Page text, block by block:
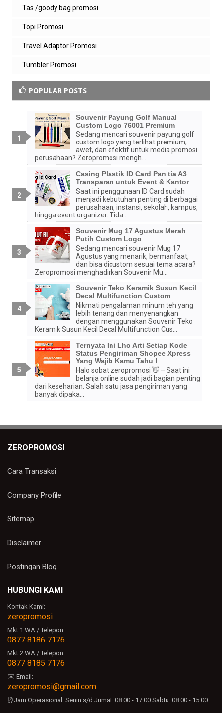
Tas /goody bag promosi
Topi Promosi
Travel Adaptor Promosi
Tumbler Promosi
POPULAR POSTS
Souvenir Payung Golf Manual
Custom Logo 76001 Premium
Sedang mencari souvenir payung golf
custom logo yang terlihat premium,
awet, dan efektif untuk media promosi
perusahaan? Zeropromosi mengh...
Casing Plastik ID Card Panitia A3
Transparan untuk Event & Kantor
Saat ini penggunaan ID Card sudah
menjadi kebutuhan penting di berbagai
perusahaan, instansi, sekolah, kampus,
hingga event organizer. Tida...
Souvenir Mug 17 Agustus Merah
Putih Custom Logo
Sedang mencari souvenir Mug 17
Agustus yang menarik, bermanfaat,
dan bisa dicustom sesuai tema acara?
Zeropromosi menghadirkan Souvenir Mu...
Souvenir Teko Keramik Susun Kecil
Decal Multifunction Custom
Nikmati pengalaman minum teh yang
lebih tenang dan menyenangkan
dengan menggunakan Souvenir Teko
Keramik Susun Kecil Decal Multifunction Cus...
Ternyata Ini Lho Arti Setiap Kode
Status Pengiriman Shopee Xpress
Yang Wajib Kamu Tahu !
Halo sobat zeropromosi 👋 – Saat ini
belanja online sudah jadi bagian penting
dari keseharian. Salah satu jasa pengiriman yang
banyak dipaka...
ZEROPROMOSI
Cara Transaksi
Company Profile
Sitemap
Disclaimer
Postingan Blog
HUBUNGI KAMI
Kontak Kami:
zeropromosi
Mkt 1 WA / Telepon:
0877 8186 7176
Mkt 2 WA / Telepon:
0877 8185 7176
✉️ Email:
zeropromosi@gmail.com
⏰Jam Operasional: Senin s/d Jumat: 08.00 - 17.00 Sabtu: 08.00 - 15.00